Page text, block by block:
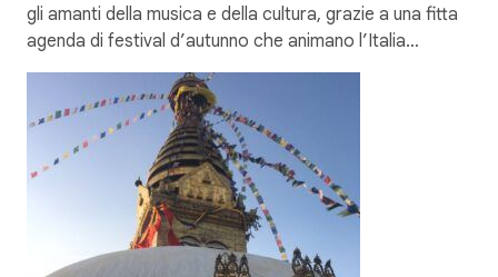
gli amanti della musica e della cultura, grazie a una fitta
agenda di festival d’autunno che animano l’Italia…